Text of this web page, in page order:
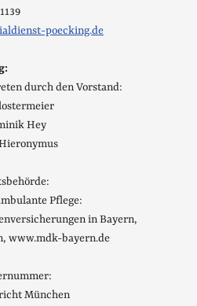
poecking.de
durch den Vorstand:
Hey
Pflege:
in Bayern,
www.mdk-bayern.de
München